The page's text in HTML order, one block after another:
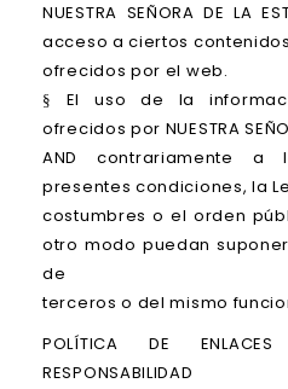
NUESTRA SEÑORA DE LA
acceso a ciertos
ofrecidos por el web.
§
El uso de la
ofrecidos por NUESTRA
AND contrariamente
presentes condiciones, la
costumbres o el orden
otro modo puedan
de
terceros o del mismo
POLÍTICA DE
RESPONSABILIDAD